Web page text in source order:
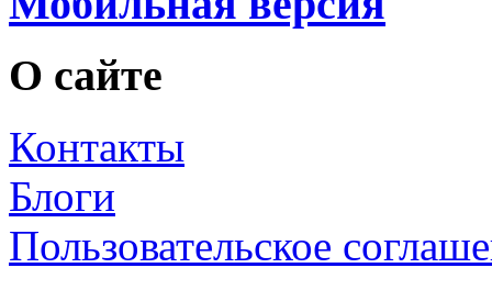
О сайте
Контакты
Блоги
Пользовательское